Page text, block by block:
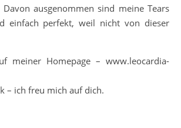
ausgenommen sind meine Tears
einfach perfekt, weil nicht von dieser
meiner Homepage – www.leocardia-
– ich freu mich auf dich.